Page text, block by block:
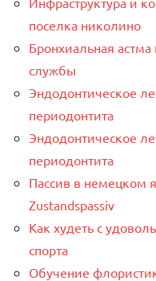
поселка николино
Бронхиальная
службы
Эндодонтическое
периодонтита
Эндодонтическое
периодонтита
Пассив в немецком
Zustandspassiv
Как худеть с
спорта
Обучение